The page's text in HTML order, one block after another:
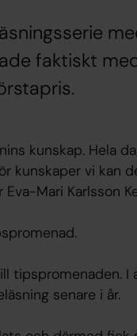
faktiskt
kunskap. Hela
kunskaper vi kan
Mari Karlsson
tipspromenaden. I
senare i år.